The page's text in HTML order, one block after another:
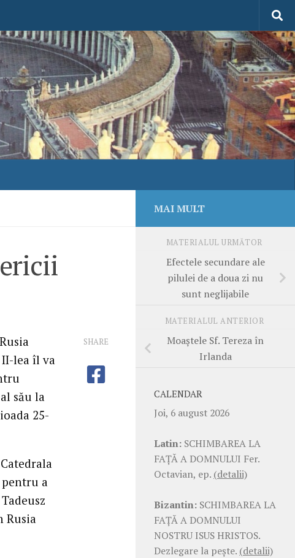
lea îl va
său la
25-
a
Rusia
SHARE
MAI MULT
MATERIALUL URMĂTOR
Efectele secundare ale
pilulei de a doua zi nu
sunt neglijabile
MATERIALUL ANTERIOR
Moaştele Sf. Tereza în
Irlanda
CALENDAR
Joi, 6 august 2026
Latin: SCHIMBAREA LA
FAŢĂ A DOMNULUI Fer.
Octavian, ep. (detalii)
Bizantin: SCHIMBAREA LA
FAŢĂ A DOMNULUI
NOSTRU ISUS HRISTOS.
Dezlegare la pește. (detalii)